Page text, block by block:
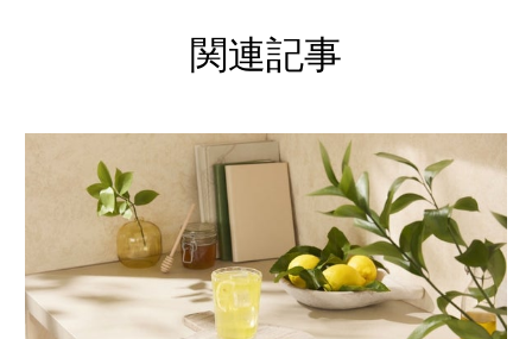
関連記事